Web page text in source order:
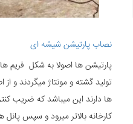
نصاب پارتیشن شیشه ای
پارتیشن ها اصولا به شکل فریم
تولید گشته و مونتاژ میگردند و
ها دارند این میباشد که ضریب
کارخانه بالاتر میرود و سپس